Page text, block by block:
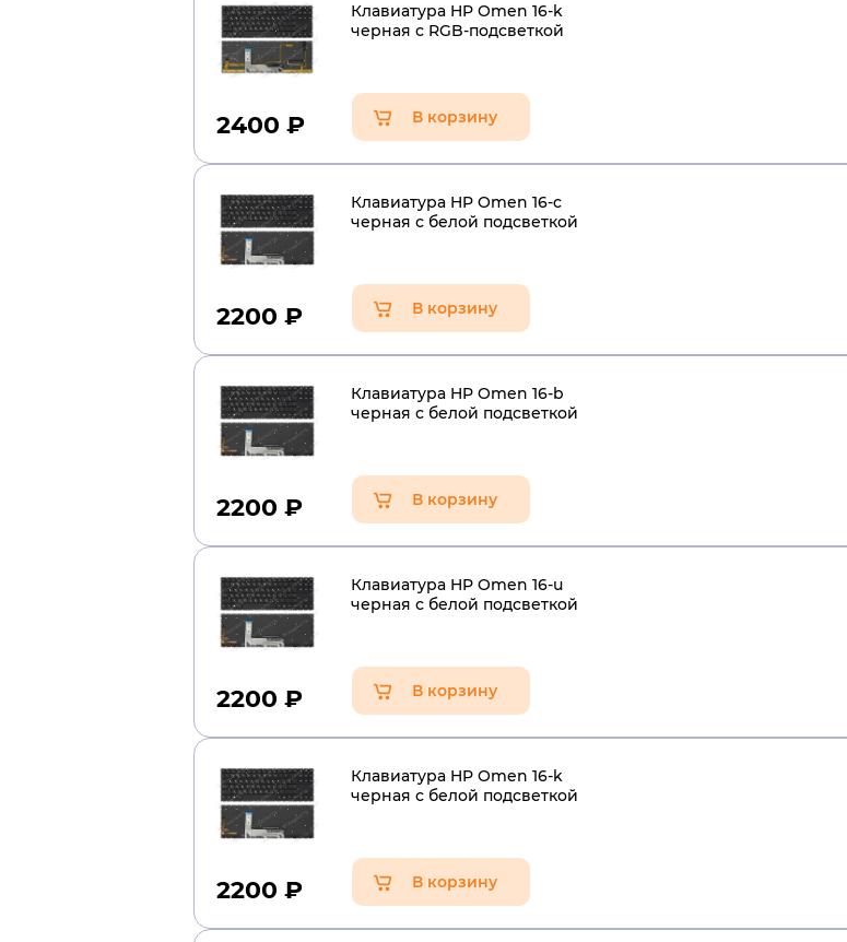
Клавиатура HP Omen 16-k
черная с RGB-подсветкой
2400 ₽ В корзину
Клавиатура HP Omen 16-c
черная с белой подсветкой
2200 ₽ В корзину
Клавиатура HP Omen 16-b
черная с белой подсветкой
2200 ₽ В корзину
Клавиатура HP Omen 16-u
черная с белой подсветкой
2200 ₽ В корзину
Клавиатура HP Omen 16-k
черная с белой подсветкой
2200 ₽ В корзину